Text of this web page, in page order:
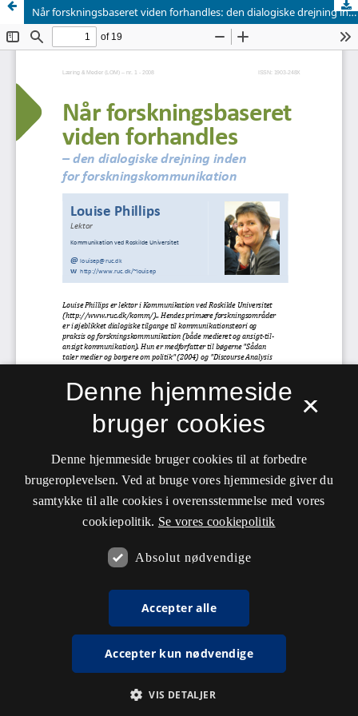
Når forskningsbaseret viden forhandles: den dialogiske drejning inden for forskningskommunikation
×
Denne hjemmeside
bruger cookies
Denne hjemmeside bruger cookies til at forbedre
brugeroplevelsen. Ved at bruge vores hjemmeside giver du
samtykke til alle cookies i overensstemmelse med vores
cookiepolitik. Se vores cookiepolitik
Absolut nødvendige
Accepter alle
Accepter kun nødvendige
VIS DETALJER